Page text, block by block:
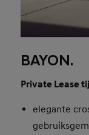
BAYON.
Private Lease
elegante